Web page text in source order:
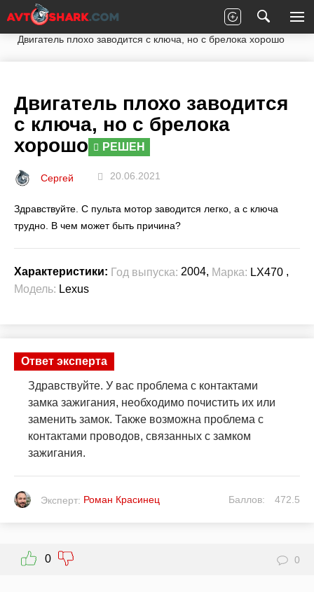
Главная Вопросы экспертам Lexus
LX470
Двигатель плохо заводится с ключа, но с брелока хорошо
Двигатель плохо заводится
с ключа, но с брелока
хорошо
РЕШЕН
Сергей 20.06.2021
Здравствуйте. С пульта мотор заводится легко, а с ключа
трудно. В чем может быть причина?
Характеристики: Год выпуска: 2004, Марка: LX470 ,
Модель: Lexus
Ответ эксперта
Здравствуйте. У вас проблема с контактами
замка зажигания, необходимо почистить их или
заменить замок. Также возможна проблема с
контактами проводов, связанных с замком
зажигания.
Эксперт: Роман Красинец Баллов: 472.5
0 0